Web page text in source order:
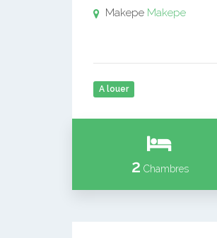
Makepe Makepe
A louer
2 Chambres